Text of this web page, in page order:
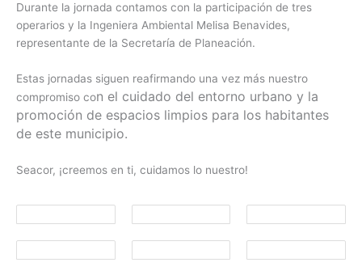
Durante la jornada contamos con la participación de tres
operarios y la Ingeniera Ambiental Melisa Benavides,
representante de la Secretaría de Planeación.
Estas jornadas siguen reafirmando una vez más nuestro
compromiso con el cuidado del entorno urbano y la
promoción de espacios limpios para los habitantes
de este municipio.
Seacor, ¡creemos en ti, cuidamos lo nuestro!